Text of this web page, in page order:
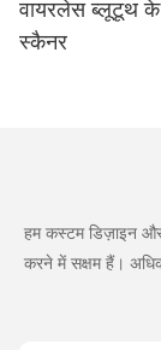
वायरलेस ब्लूटूथ
स्कैनर
हम कस्टम डिज़ाइन और
करने में सक्षम हैं।